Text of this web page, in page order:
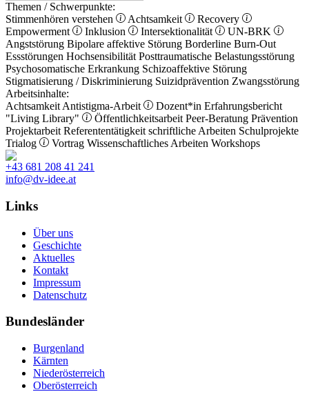
Themen / Schwerpunkte:
Stimmenhören verstehen
Achtsamkeit
Recovery
Empowerment
Inklusion Intersektionalität
UN-BRK
Angststörung Bipolare affektive Störung Borderline Burn-Out
Essstörungen Hochsensibilität Posttraumatische Belastungsstörung
Psychosomatische Erkrankung Schizoaffektive Störung
Stigmatisierung / Diskriminierung Suizidprävention Zwangsstörung
Arbeitsinhalte:
Achtsamkeit Antistigma-Arbeit Dozent*in Erfahrungsbericht
"Living Library"
Öffentlichkeitsarbeit Peer-Beratung Prävention
Projektarbeit Referententätigkeit schriftliche Arbeiten Schulprojekte
Trialog
Vortrag Wissenschaftliches Arbeiten Workshops
+43 681 208 41 241
info@dv-idee.at
Links
Über uns
Geschichte
Aktuelles
Kontakt
Impressum
Datenschutz
Bundesländer
Burgenland
Kärnten
Niederösterreich
Oberösterreich